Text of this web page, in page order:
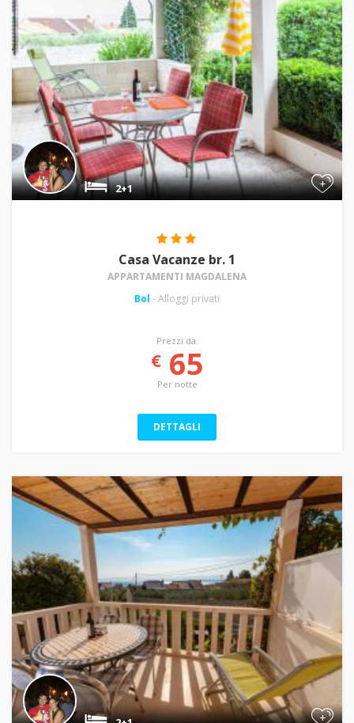
+
2+1
Casa Vacanze br. 1
APPARTAMENTI MAGDALENA
Bol - Alloggi privati
Prezzi da:
€65
Per notte
DETTAGLI
+